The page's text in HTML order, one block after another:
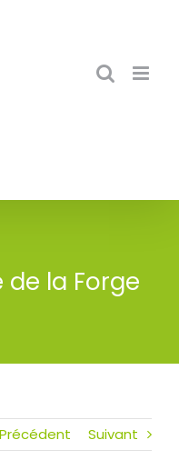
de la Forge
Précédent Suivant